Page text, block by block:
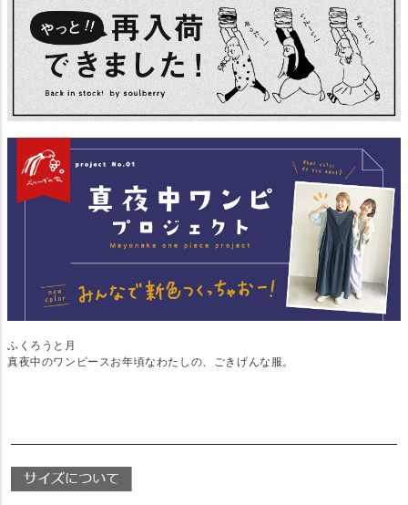
ふくろうと月
真夜中のワンピースお年頃なわたしの、ごきげんな服。